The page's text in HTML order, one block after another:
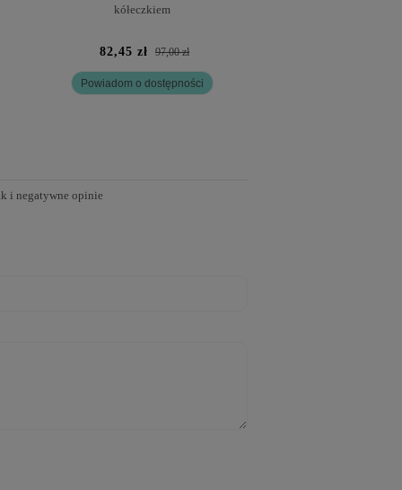
kółeczkiem
82,45 zł 97,00 zł
Powiadom o dostępności
i negatywne opinie